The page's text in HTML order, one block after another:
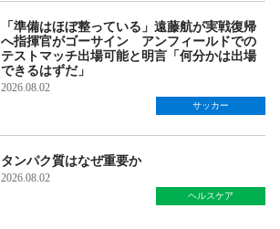
「準備はほぼ整っている」遠藤航が実戦復帰
へ指揮官がゴーサイン アンフィールドでの
テストマッチ出場可能と明言「何分かは出場
できるはずだ」
2026.08.02
サッカー
タンパク質はなぜ重要か
2026.08.02
ヘルスケア